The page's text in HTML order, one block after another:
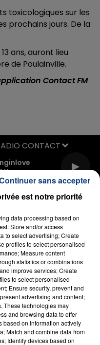
toxicologiques sur les
prochains jours. De la
ans, auront lieu
de Poulainville.
Contact FM
CONTACT
est notre priorité
data processing based on
Store and/or access
to select advertising; Create
profiles to select personalised
Measure content
statistics or combinations
improve services; Create
to select personalised
Ensure security, prevent and
advertising and content;
These technologies may
and browsing data to offer
based on information actively
Match and combine data from
Identify devices based on
sans accepter